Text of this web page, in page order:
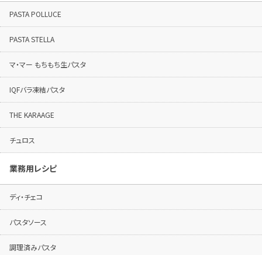
PASTA POLLUCE
PASTA STELLA
マ・マー もちもち生パスタ
IQFバラ凍結パスタ
THE KARAAGE
チュロス
業務用レシピ
ディ・チェコ
パスタソース
調理済みパスタ